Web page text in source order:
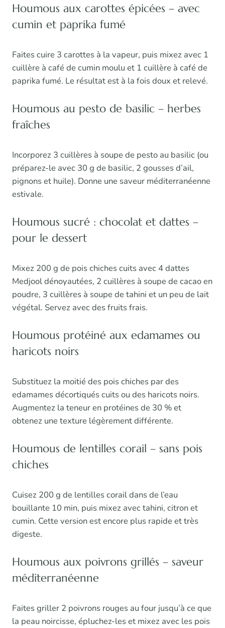
Houmous aux carottes épicées – avec
cumin et paprika fumé
Faites cuire 3 carottes à la vapeur, puis mixez avec 1
cuillère à café de cumin moulu et 1 cuillère à café de
paprika fumé. Le résultat est à la fois doux et relevé.
Houmous au pesto de basilic – herbes
fraîches
Incorporez 3 cuillères à soupe de pesto au basilic (ou
préparez-le avec 30 g de basilic, 2 gousses d’ail,
pignons et huile). Donne une saveur méditerranéenne
estivale.
Houmous sucré : chocolat et dattes –
pour le dessert
Mixez 200 g de pois chiches cuits avec 4 dattes
Medjool dénoyautées, 2 cuillères à soupe de cacao en
poudre, 3 cuillères à soupe de tahini et un peu de lait
végétal. Servez avec des fruits frais.
Houmous protéiné aux edamames ou
haricots noirs
Substituez la moitié des pois chiches par des
edamames décortiqués cuits ou des haricots noirs.
Augmentez la teneur en protéines de 30 % et
obtenez une texture légèrement différente.
Houmous de lentilles corail – sans pois
chiches
Cuisez 200 g de lentilles corail dans de l’eau
bouillante 10 min, puis mixez avec tahini, citron et
cumin. Cette version est encore plus rapide et très
digeste.
Houmous aux poivrons grillés – saveur
méditerranéenne
Faites griller 2 poivrons rouges au four jusqu’à ce que
la peau noircisse, épluchez-les et mixez avec les pois